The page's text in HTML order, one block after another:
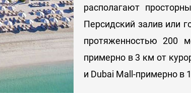
располагают
Персидский залив или
протяженностью 200
примерно в 3 км от
и Dubai Mall-примерно в